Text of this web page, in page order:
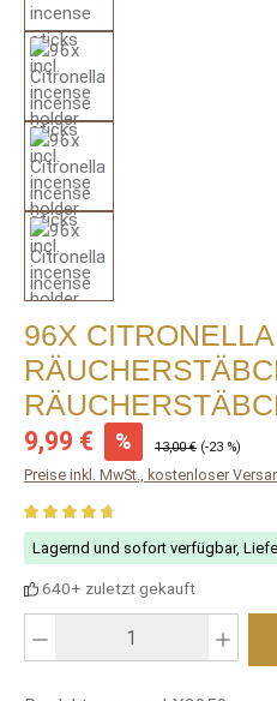
96X CITRONELLA
Verkaufspreis:
9,99 € % Regulärer Preis:
13,00 € (-23 %)
Preise inkl. MwSt., kostenloser
Durchschnittliche Bewertung
Lagernd und sofort verfügbar,
640+ zuletzt gekauft